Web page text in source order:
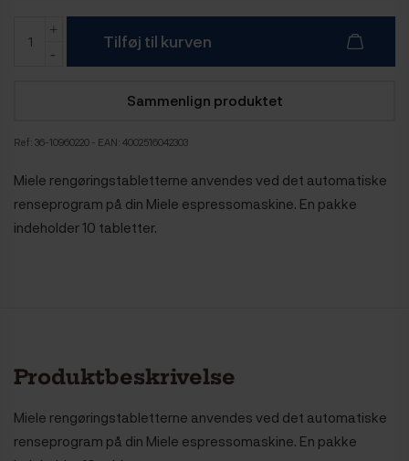
Tilføj til kurven
Sammenlign produktet
Ref: 36-10960220 - EAN: 4002516042303
Miele rengøringstabletterne anvendes ved det automatiske
renseprogram på din Miele espressomaskine. En pakke
indeholder 10 tabletter.
Produktbeskrivelse
Miele rengøringstabletterne anvendes ved det automatiske
renseprogram på din Miele espressomaskine. En pakke